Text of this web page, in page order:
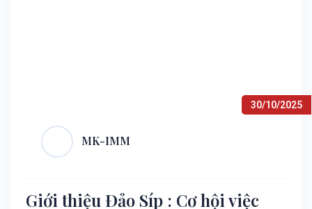
30/10/2025
MK-IMM
Giới thiệu Đảo Síp : Cơ hội việc